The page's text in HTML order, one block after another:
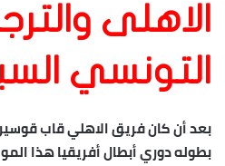
الاهلى
التونسي السبت 18
بعد أن كان فريق الاهلي قاب
بطوله دوري أبطال أفريقيا هذا